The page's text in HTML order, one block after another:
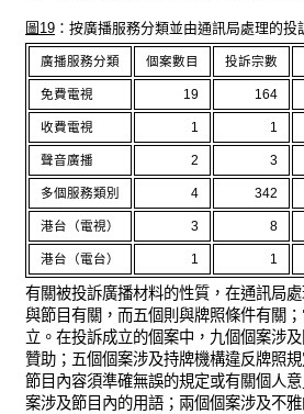
圖19 ：按廣播服務分類並由通訊局處理的投
廣播服務分類 個案數目 投訴宗數
免費電視 19 164
收費電視 1 1
聲音廣播 2 3
多個服務類別 4 342
港台（電視） 3 8
港台（電台） 1 1
有關被投訴廣播材料的性質，在通訊局
與節目有關，而五個則與牌照條件有關
立。在投訴成立的個案中，九個個案涉
贊助；五個個案涉及持牌機構違反牌照
節目內容須準確無誤的規定或有關個人
案涉及節目內的用語；兩個個案涉及不